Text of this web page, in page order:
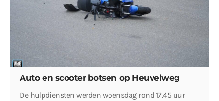
Auto en scooter botsen op Heuvelweg
De hulpdiensten werden woensdag rond 17.45 uur